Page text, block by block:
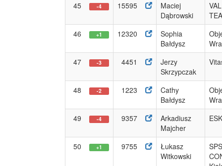
45
-4 15595
Maciej
Dąbrowski
46
+1 12320
Sophia
Bałdysz
47
-3 4451
Jerzy
Skrzypczak
48 -2 1223
Cathy
Bałdysz
49
-4 9357
Arkadiusz
Majcher
50 +1 9755
Łukasz
Witkowski
SPS